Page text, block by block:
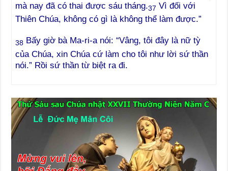
mà nay đã có thai được sáu tháng.37 Vì đối với
Thiên Chúa, không có gì là không thể làm được.”
38 Bấy giờ bà Ma-ri-a nói: “Vâng, tôi đây là nữ tỳ
của Chúa, xin Chúa cứ làm cho tôi như lời sứ thần
nói.” Rồi sứ thần từ biệt ra đi.